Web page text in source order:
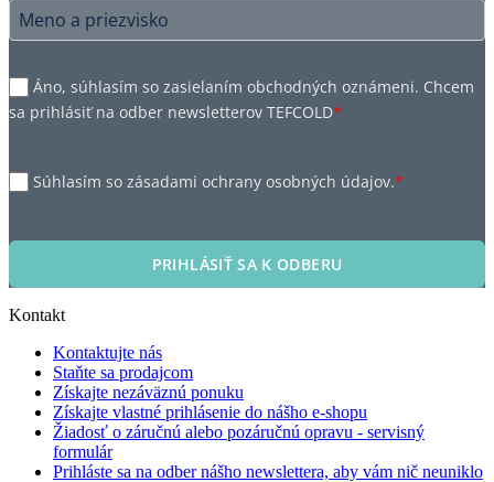
Áno, súhlasím so zasielaním obchodných oznámeni. Chcem
sa prihlásiť na odber newsletterov TEFCOLD*
Súhlasím so zásadami ochrany osobných údajov.*
PRIHLÁSIŤ SA K ODBERU
Kontakt
Kontaktujte nás
Staňte sa prodajcom
Získajte nezáväznú ponuku
Získajte vlastné prihlásenie do nášho e-shopu
Žiadosť o záručnú alebo pozáručnú opravu - servisný
formulár
Prihláste sa na odber nášho newslettera, aby vám nič neuniklo